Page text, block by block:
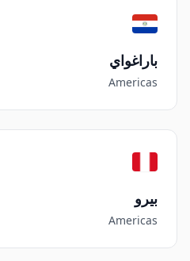
باراغواي
Americas
بيرو
Americas